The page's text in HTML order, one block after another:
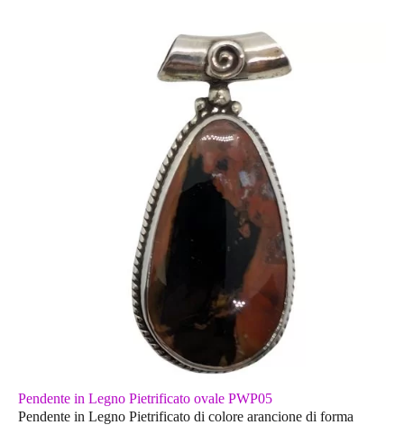
Pendente in Legno Pietrificato ovale PWP05
Pendente in Legno Pietrificato di colore arancione di forma